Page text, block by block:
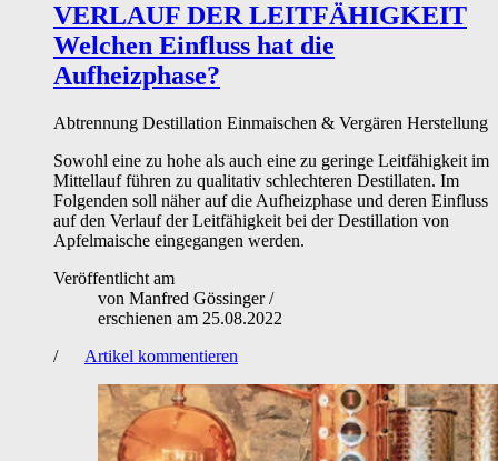
VERLAUF DER LEITFÄHIGKEIT
Welchen Einfluss hat die
Aufheizphase?
Abtrennung Destillation Einmaischen & Vergären Herstellung
Sowohl eine zu hohe als auch eine zu geringe Leitfähigkeit im
Mittellauf führen zu qualitativ schlechteren Destillaten. Im
Folgenden soll näher auf die Aufheizphase und deren Einfluss
auf den Verlauf der Leitfähigkeit bei der Destillation von
Apfelmaische eingegangen werden.
Veröffentlicht am
von Manfred Gössinger/
erschienen am 25.08.2022
/
Artikel kommentieren